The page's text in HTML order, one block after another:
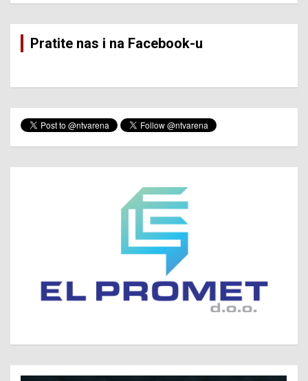
Pratite nas i na Facebook-u